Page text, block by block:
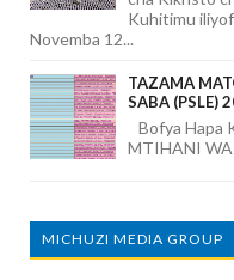
Kuhitimu
Novemba 12...
TAZAMA
SABA (PSLE)
Bofya Hapa
MTIHANI WA
MICHUZI MEDIA GROUP